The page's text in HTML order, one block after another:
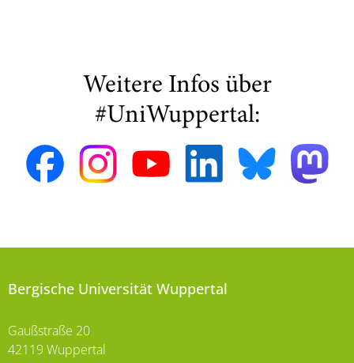
Weitere Infos über
#UniWuppertal:
Bergische Universität Wuppertal
Gaußstraße 20
42119 Wuppertal